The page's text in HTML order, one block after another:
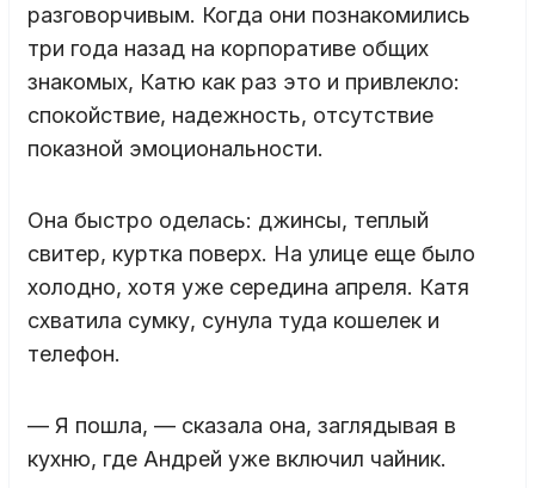
разговорчивым. Когда они познакомились
три года назад на корпоративе общих
знакомых, Катю как раз это и привлекло:
спокойствие, надежность, отсутствие
показной эмоциональности.
Она быстро оделась: джинсы, теплый
свитер, куртка поверх. На улице еще было
холодно, хотя уже середина апреля. Катя
схватила сумку, сунула туда кошелек и
телефон.
— Я пошла, — сказала она, заглядывая в
кухню, где Андрей уже включил чайник.